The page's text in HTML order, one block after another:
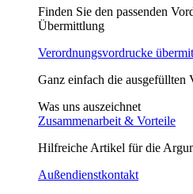
Finden Sie den passenden
Übermittlung
Verordnungsvordrucke
Ganz einfach die ausgefüllten
Was uns auszeichnet
Zusammenarbeit & Vorteile
Hilfreiche Artikel für die
Außendienstkontakt